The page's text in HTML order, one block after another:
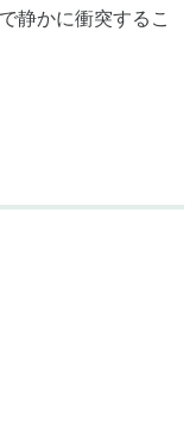
静かに衝突するこ